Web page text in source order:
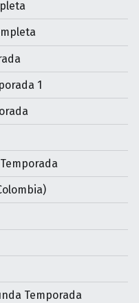
1
Temporada